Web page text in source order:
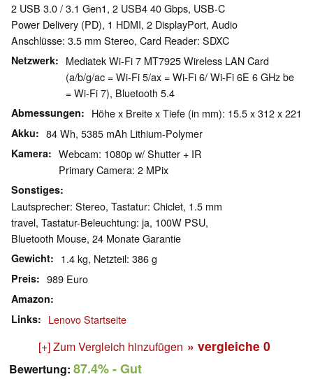
2 USB 3.0 / 3.1 Gen1, 2 USB4 40 Gbps, USB-C
Power Delivery (PD), 1 HDMI, 2 DisplayPort, Audio
Anschlüsse: 3.5 mm Stereo, Card Reader: SDXC
Netzwerk
Mediatek Wi-Fi 7 MT7925 Wireless LAN Card
(a/b/g/ac = Wi-Fi 5/ax = Wi-Fi 6/ Wi-Fi 6E 6 GHz be
= Wi-Fi 7), Bluetooth 5.4
Abmessungen Höhe x Breite x Tiefe (in mm): 15.5 x 312 x 221
Akku 84 Wh, 5385 mAh Lithium-Polymer
Kamera
Webcam: 1080p w/ Shutter + IR
Primary Camera: 2 MPix
Sonstiges
Lautsprecher: Stereo, Tastatur: Chiclet, 1.5 mm
travel, Tastatur-Beleuchtung: ja, 100W PSU,
Bluetooth Mouse, 24 Monate Garantie
Gewicht 1.4 kg, Netzteil: 386 g
Preis 989 Euro
Amazon
Links
Lenovo Startseite
[+] Zum Vergleich hinzufügen » vergleiche 0
Bewertung: 87.4%- Gut